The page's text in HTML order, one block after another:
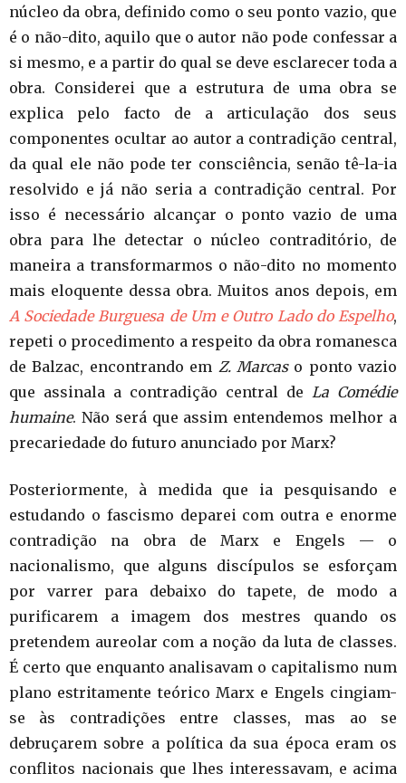
núcleo da obra, definido como o seu ponto vazio, que
é o não-dito, aquilo que o autor não pode confessar a
si mesmo, e a partir do qual se deve esclarecer toda a
obra. Considerei que a estrutura de uma obra se
explica pelo facto de a articulação dos seus
componentes ocultar ao autor a contradição central,
da qual ele não pode ter consciência, senão tê-la-ia
resolvido e já não seria a contradição central. Por
isso é necessário alcançar o ponto vazio de uma
obra para lhe detectar o núcleo contraditório, de
maneira a transformarmos o não-dito no momento
mais eloquente dessa obra. Muitos anos depois, em
A Sociedade Burguesa de Um e Outro Lado do Espelho,
repeti o procedimento a respeito da obra romanesca
de Balzac, encontrando em Z. Marcaso ponto vazio
que assinala a contradição central de La Comédie
humaine. Não será que assim entendemos melhor a
precariedade do futuro anunciado por Marx?
Posteriormente, à medida que ia pesquisando e
estudando o fascismo deparei com outra e enorme
contradição na obra de Marx e Engels — o
nacionalismo, que alguns discípulos se esforçam
por varrer para debaixo do tapete, de modo a
purificarem a imagem dos mestres quando os
pretendem aureolar com a noção da luta de classes.
É certo que enquanto analisavam o capitalismo num
plano estritamente teórico Marx e Engels cingiam-
se às contradições entre classes, mas ao se
debruçarem sobre a política da sua época eram os
conflitos nacionais que lhes interessavam, e acima